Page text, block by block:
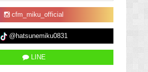
cfm_miku_official
@hatsunemiku0831
LINE